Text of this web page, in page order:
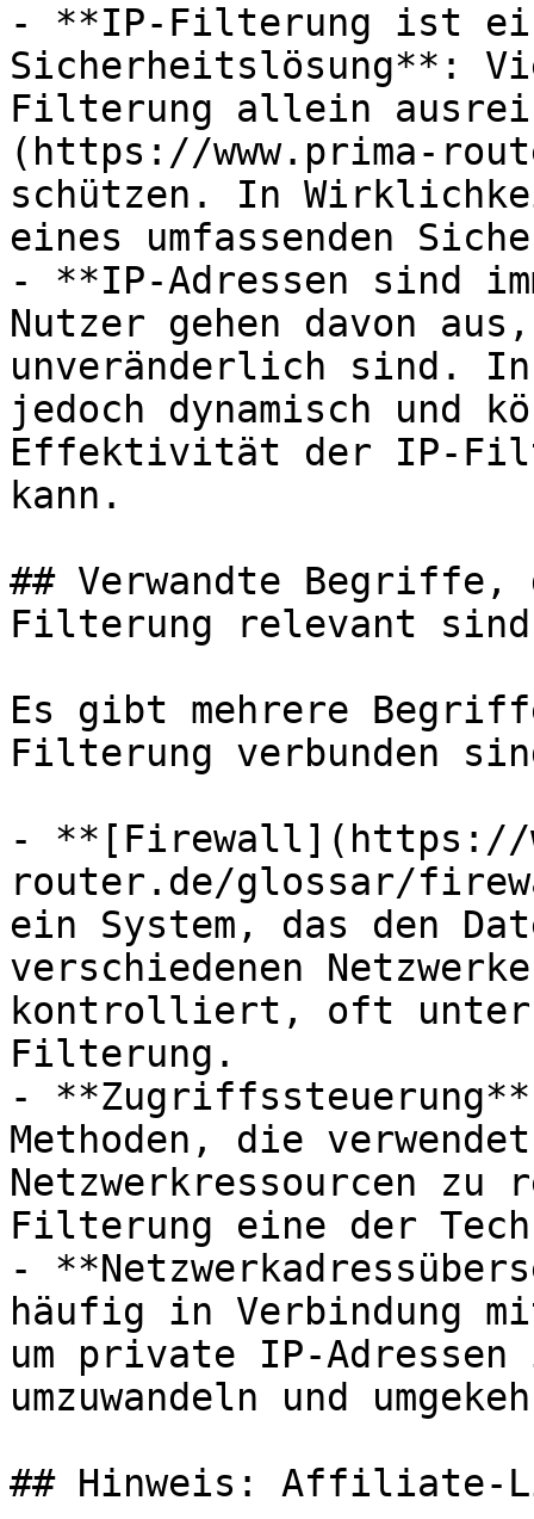
- **IP-Filterung ist
Sicherheitslösung**:
Filterung allein
(https://www.prima-
schützen. In
eines umfassenden
- **IP-Adressen sind
Nutzer gehen davon
unveränderlich sind.
jedoch dynamisch und
Effektivität der IP-
kann.
## Verwandte Begriffe,
Filterung relevant sind
Es gibt mehrere
Filterung verbunden
- **[Firewall](https://
router.de/glossar/
ein System, das den
verschiedenen
kontrolliert, oft unter
Filterung.
-
Methoden, die
Netzwerkressourcen
Filterung eine der
-
häufig in Verbindung
um private IP-
umzuwandeln und
## Hinweis: Affiliate-